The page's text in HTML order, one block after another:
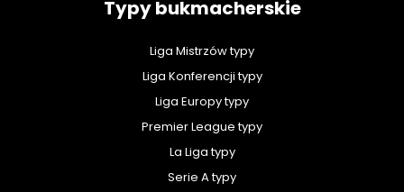
Typy bukmacherskie
Liga Mistrzów typy
Liga Konferencji typy
Liga Europy typy
Premier League typy
La Liga typy
Serie A typy